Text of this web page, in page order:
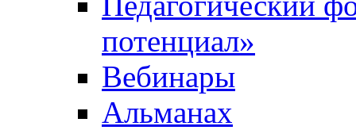
потенциал»
Вебинары
Альманах